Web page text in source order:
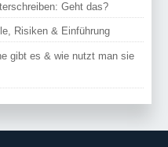
Geht das?
Risiken & Einführung
gibt es & wie nutzt man sie